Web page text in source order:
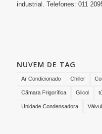
industrial. Telefones: 011
NUVEM DE TAG
Ar Condicionado Chiller
Cãmara Frigorífica Glicol
Unidade Condensadora